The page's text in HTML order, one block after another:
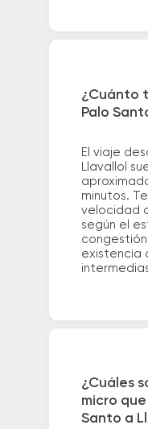
¿Cuánto
Palo
El viaje
Llavallol
minutos.
velocidad
según el
existencia
¿Cuáles
micro
Santo a